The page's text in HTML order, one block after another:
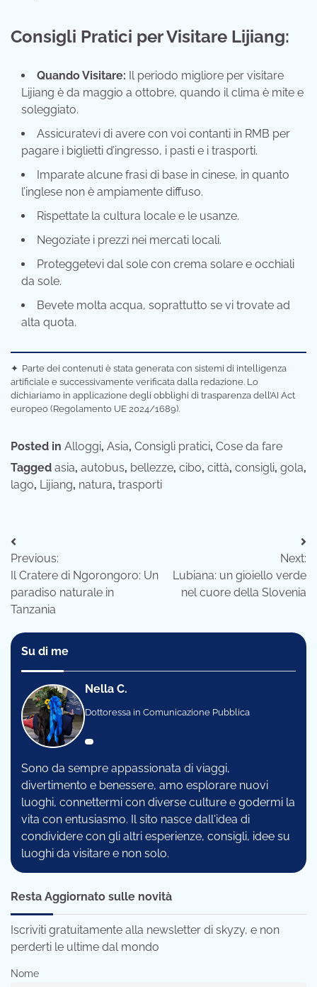
Consigli Pratici per Visitare Lijiang:
Quando Visitare: Il periodo migliore per visitare
Lijiang è da maggio a ottobre, quando il clima è mite e
soleggiato.
Assicuratevi di avere con voi contanti in RMB per
pagare i biglietti d’ingresso, i pasti e i trasporti.
Imparate alcune frasi di base in cinese, in quanto
l’inglese non è ampiamente diffuso.
Rispettate la cultura locale e le usanze.
Negoziate i prezzi nei mercati locali.
Proteggetevi dal sole con crema solare e occhiali
da sole.
Bevete molta acqua, soprattutto se vi trovate ad
alta quota.
✦ Parte dei contenuti è stata generata con sistemi di intelligenza
artificiale e successivamente verificata dalla redazione. Lo
dichiariamo in applicazione degli obblighi di trasparenza dell’AI Act
europeo (Regolamento UE 2024/1689).
Posted in Alloggi, Asia, Consigli pratici, Cose da fare
Tagged asia, autobus, bellezze, cibo, città, consigli, gola,
lago, Lijiang, natura, trasporti
Navigazione
articoli
Previous:
Il Cratere di Ngorongoro: Un
paradiso naturale in
Tanzania
Next:
Lubiana: un gioiello verde
nel cuore della Slovenia
Su di me
Nella C.
Dottoressa in Comunicazione Pubblica
Sono da sempre appassionata di viaggi,
divertimento e benessere, amo esplorare nuovi
luoghi, connettermi con diverse culture e godermi la
vita con entusiasmo. Il sito nasce dall'idea di
condividere con gli altri esperienze, consigli, idee su
luoghi da visitare e non solo.
Resta Aggiornato sulle novità
Iscriviti gratuitamente alla newsletter di skyzy, e non
perderti le ultime dal mondo
Nome